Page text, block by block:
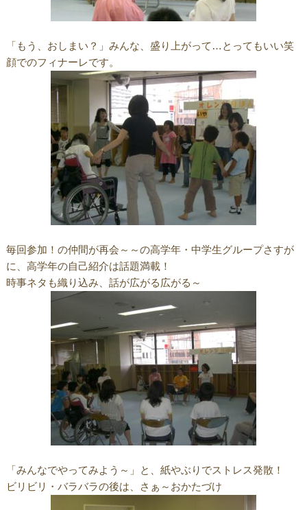
「もう、おしまい？」みんな、盛り上がって…とってもいい笑
顔でのフィナーレです。
毎回参加！の仲間が再会～～の高学年・中学生グループさすが
に、高学年の自己紹介は話題満載！
時事ネタも織り込み、話が広がる広がる～
「みんなでやってみよう～」と、紙やぶりでストレス発散！
ビリビリ・バラバラの後は、さぁ～おかたづけ